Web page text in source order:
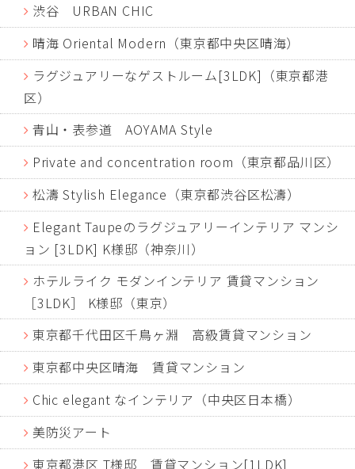
渋谷 URBAN CHIC
晴海 Oriental Modern（東京都中央区晴海）
ラグジュアリーなゲストルーム[3LDK]（東京都港
区）
青山・表参道 AOYAMA Style
Private and concentration room（東京都品川区）
松濤 Stylish Elegance（東京都渋谷区松濤）
Elegant Taupeのラグジュアリーインテリア マンシ
ョン [3LDK] K様邸（神奈川）
ホテルライク モダンインテリア 賃貸マンション
［3LDK］ K様邸（東京）
東京都千代田区千鳥ヶ淵 高級賃貸マンション
東京都中央区晴海 賃貸マンション
Chic elegant なインテリア（中央区日本橋）
美防災アート
東京都港区 T様邸 賃貸マンション[1LDK]